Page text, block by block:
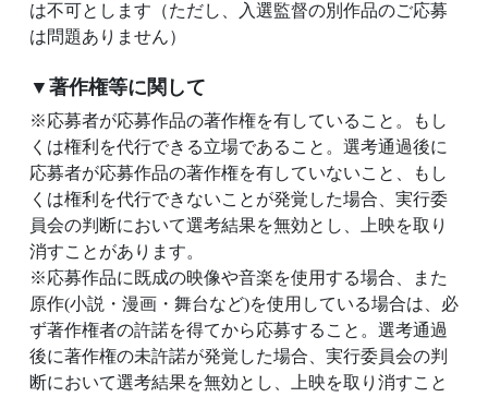
は不可とします（ただし、入選監督の別作品のご応募
は問題ありません）
▼著作権等に関して
※応募者が応募作品の著作権を有していること。もし
くは権利を代行できる立場であること。選考通過後に
応募者が応募作品の著作権を有していないこと、もし
くは権利を代行できないことが発覚した場合、実行委
員会の判断において選考結果を無効とし、上映を取り
消すことがあります。
※応募作品に既成の映像や音楽を使用する場合、また
原作(小説・漫画・舞台など)を使用している場合は、必
ず著作権者の許諾を得てから応募すること。選考通過
後に著作権の未許諾が発覚した場合、実行委員会の判
断において選考結果を無効とし、上映を取り消すこと